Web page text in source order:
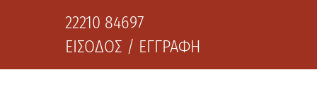
22210 84697
ΕΙΣΟΔΟΣ / ΕΓΓΡΑΦΗ